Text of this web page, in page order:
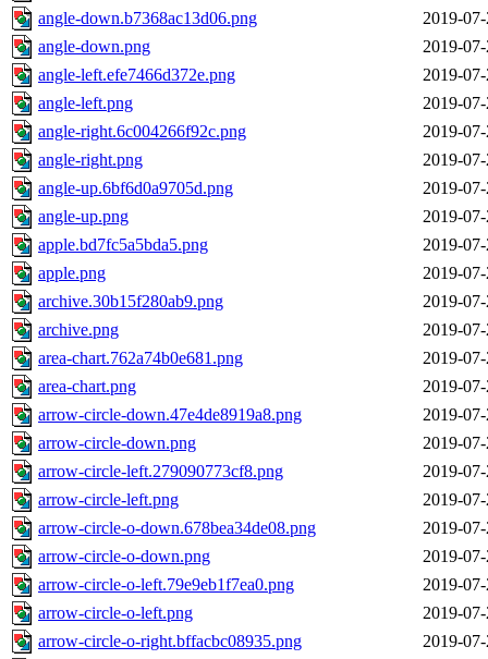
angle-down.b7368ac13d06.png
2019-
angle-down.png
2019-
angle-left.efe7466d372e.png
2019-
angle-left.png
2019-
angle-right.6c004266f92c.png
2019-
angle-right.png
2019-
angle-up.6bf6d0a9705d.png
2019-
angle-up.png
2019-
apple.bd7fc5a5bda5.png
2019-
apple.png
2019-
archive.30b15f280ab9.png
2019-
archive.png
2019-
area-chart.762a74b0e681.png
2019-
area-chart.png
2019-
arrow-circle-down.47e4de8919a8.png
2019-
arrow-circle-down.png
2019-
arrow-circle-left.279090773cf8.png
2019-
arrow-circle-left.png
2019-
arrow-circle-o-down.678bea34de08.png
2019-
arrow-circle-o-down.png
2019-
arrow-circle-o-left.79e9eb1f7ea0.png
2019-
arrow-circle-o-left.png
2019-
arrow-circle-o-right.bffacbc08935.png
2019-